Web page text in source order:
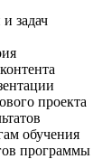
задач
проекта
обучения
программы